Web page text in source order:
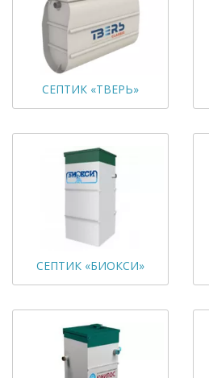
СЕПТИК «ТВЕРЬ»
СЕПТИК «БИОКСИ»